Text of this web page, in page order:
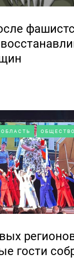
ОБЩЕСТВО
гости